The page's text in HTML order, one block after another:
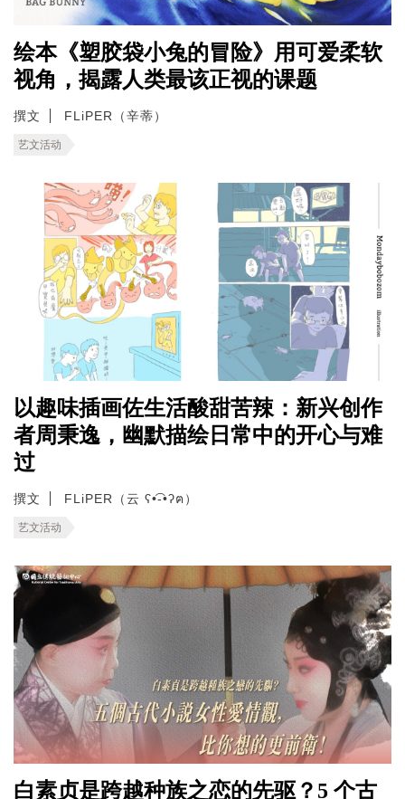
绘本《塑胶袋小兔的冒险》用可爱柔软
视角，揭露人类最该正视的课题
撰文 FLiPER（辛蒂）
艺文活动
以趣味插画佐生活酸甜苦辣：新兴创作
者周秉逸，幽默描绘日常中的开心与难
过
撰文 FLiPER（云 ʕ•͡-•ʔฅ）
艺文活动
白素贞是跨越种族之恋的先驱？5 个古